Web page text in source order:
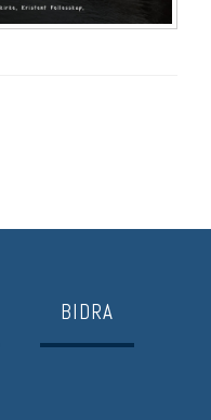
BIDRA